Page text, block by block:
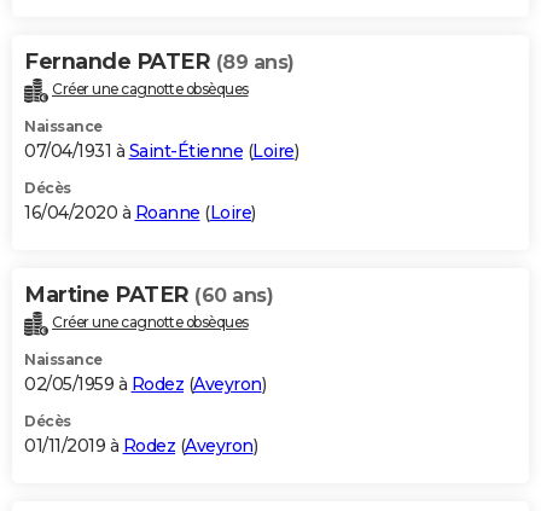
Fernande PATER (89 ans)
Créer une cagnotte obsèques
Naissance
07/04/1931 à Saint-Étienne (Loire)
Décès
16/04/2020 à Roanne (Loire)
Martine PATER (60 ans)
Créer une cagnotte obsèques
Naissance
02/05/1959 à Rodez (Aveyron)
Décès
01/11/2019 à Rodez (Aveyron)